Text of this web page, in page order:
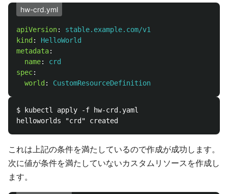
hw-crd.yml
apiVersion:
stable.example.com/v1
kind :
HelloWorld
metadata:
name:
crd
spec:
world : CustomResourceDefinition
$ kubectl apply -f hw-crd.yaml
これは上記の条件を満たしているので作成が成功します。
次に値が条件を満たしていないカスタムリソースを作成し
ます。